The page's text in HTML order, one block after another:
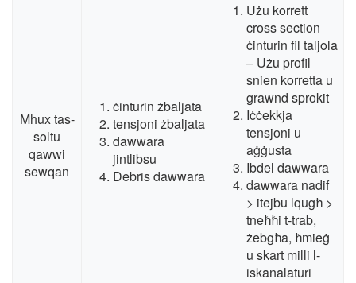
Mhux tas-
soltu
qawwi
sewqan
ċinturin żbaljata
tensjoni żbaljata
dawwara
jintlibsu
Debris dawwara
Użu korrett
cross section
ċinturin fil taljola
– Użu profil
snien korretta u
grawnd sprokit
Iċċekkja
tensjoni u
aġġusta
Ibdel dawwara
dawwara nadif
> itejbu lqugħ >
tneħħi t-trab,
żebgħa, ħmieġ
u skart milli l-
iskanalaturi